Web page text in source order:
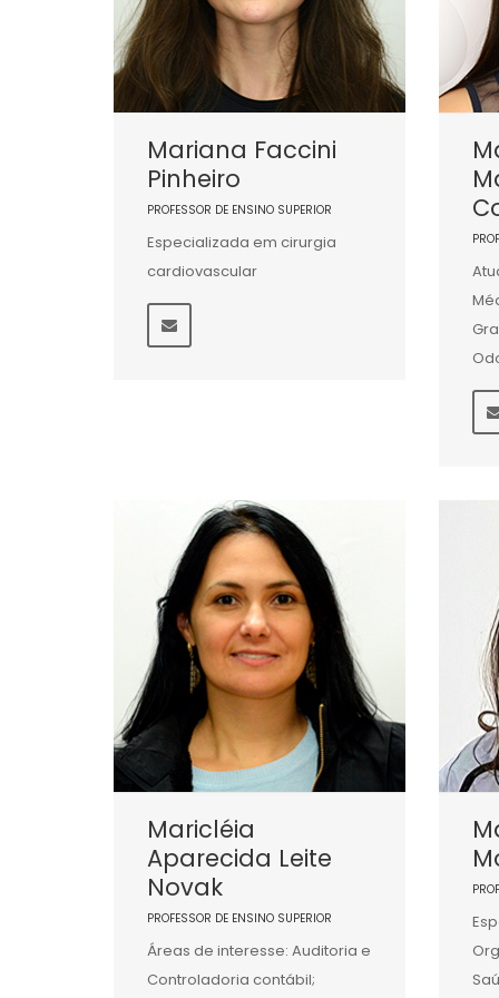
Mariana Faccini
Pinheiro
PROFESSOR DE ENSINO SUPERIOR
Especializada em cirurgia
cardiovascular
Maricléia
Aparecida Leite
Novak
PROFESSOR DE ENSINO SUPERIOR
Áreas de interesse: Auditoria e
Controladoria contábil;